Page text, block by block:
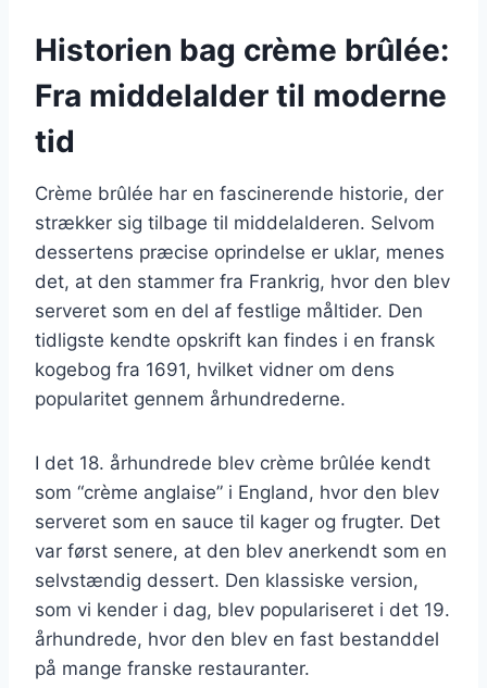
Historien bag crème brûlée:
Fra middelalder til moderne
tid
Crème brûlée har en fascinerende historie, der
strækker sig tilbage til middelalderen. Selvom
dessertens præcise oprindelse er uklar, menes
det, at den stammer fra Frankrig, hvor den blev
serveret som en del af festlige måltider. Den
tidligste kendte opskrift kan findes i en fransk
kogebog fra 1691, hvilket vidner om dens
popularitet gennem århundrederne.
I det 18. århundrede blev crème brûlée kendt
som “crème anglaise” i England, hvor den blev
serveret som en sauce til kager og frugter. Det
var først senere, at den blev anerkendt som en
selvstændig dessert. Den klassiske version,
som vi kender i dag, blev populariseret i det 19.
århundrede, hvor den blev en fast bestanddel
på mange franske restauranter.